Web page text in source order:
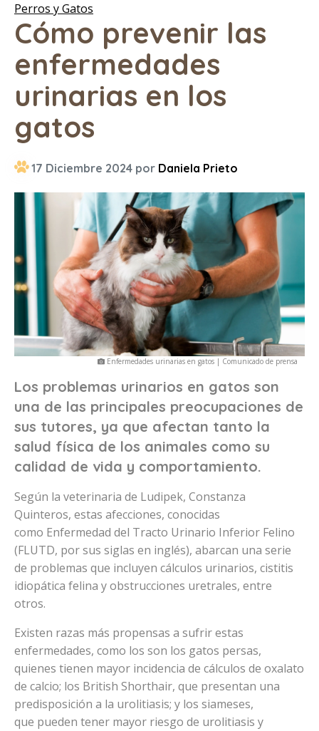
Perros y Gatos
Cómo prevenir las
enfermedades
urinarias en los
gatos
17 Diciembre 2024 por Daniela Prieto
Enfermedades urinarias en gatos | Comunicado de prensa
Los problemas urinarios en gatos son
una de las principales preocupaciones de
sus tutores, ya que afectan tanto la
salud física de los animales como su
calidad de vida y comportamiento.
Según la veterinaria de Ludipek, Constanza
Quinteros, estas afecciones, conocidas
como Enfermedad del Tracto Urinario Inferior Felino
(FLUTD, por sus siglas en inglés), abarcan una serie
de problemas que incluyen cálculos urinarios, cistitis
idiopática felina y obstrucciones uretrales, entre
otros.
Existen razas más propensas a sufrir estas
enfermedades, como los son los gatos persas,
quienes tienen mayor incidencia de cálculos de oxalato
de calcio; los British Shorthair, que presentan una
predisposición a la urolitiasis; y los siameses,
que pueden tener mayor riesgo de urolitiasis y